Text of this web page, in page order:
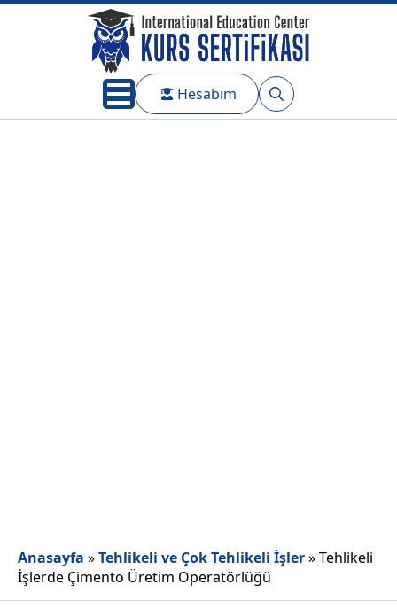
Hesabım
Search
Anasayfa »Tehlikeli ve Çok Tehlikeli İşler»Tehlikeli
İşlerde Çimento Üretim Operatörlüğü